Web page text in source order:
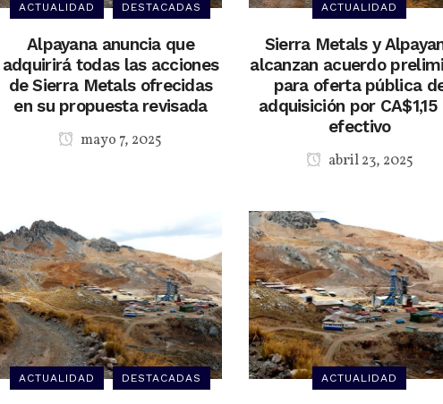
ACTUALIDAD DESTACADAS
Alpayana anuncia que
adquirirá todas las acciones
de Sierra Metals ofrecidas
en su propuesta revisada
mayo 7, 2025
ACTUALIDAD
Sierra Metals y
alcanzan acuerdo
para oferta pública
adquisición por CA$1,15
efectivo
abril 23, 2025
ACTUALIDAD DESTACADAS ACTUALIDAD